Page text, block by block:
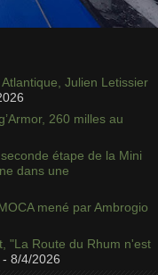
Julien Letissier
260 milles au
étape de la Mini
dans une
mené par Ambrogio
"La Route du Rhum n'est
- 8/4/2026